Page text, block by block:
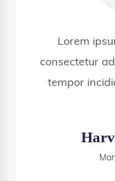
Lorem
consectetur
tempor